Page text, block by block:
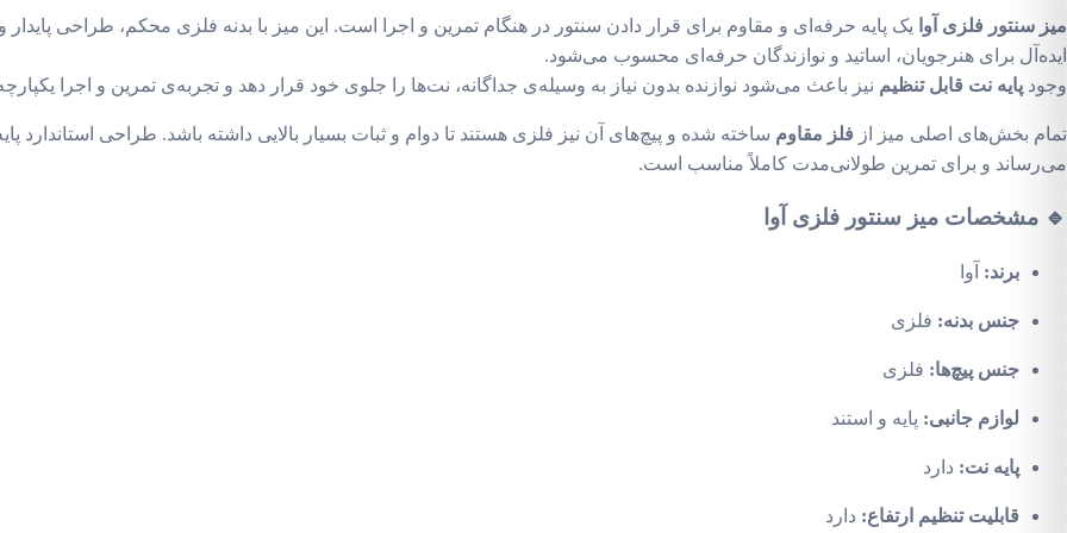
میز سنتور فلزی آوا یک پایه حرفه‌ای و مقاوم برای قرار دادن سنتور در هنگام تمرین و اجرا است. این میز با بدنه فلزی محکم، طراحی پایدار و
ایده‌آل برای هنرجویان، اساتید و نوازندگان حرفه‌ای محسوب می‌شود.
وجود پایه نت قابل تنظیم نیز باعث می‌شود نوازنده بدون نیاز به وسیله‌ی جداگانه، نت‌ها را جلوی خود قرار دهد و تجربه‌ی تمرین و اجرا
تمام بخش‌های اصلی میز از فلز مقاوم ساخته شده و پیچ‌های آن نیز فلزی هستند تا دوام و ثبات بسیار بالایی داشته باشد. طراحی استاندارد
می‌رساند و برای تمرین طولانی‌مدت کاملاً مناسب است.
🔹 مشخصات میز سنتور فلزی آوا
برند: آوا
جنس بدنه: فلزی
جنس پیچ‌ها: فلزی
لوازم جانبی: پایه و استند
پایه نت: دارد
قابلیت تنظیم ارتفاع: دارد